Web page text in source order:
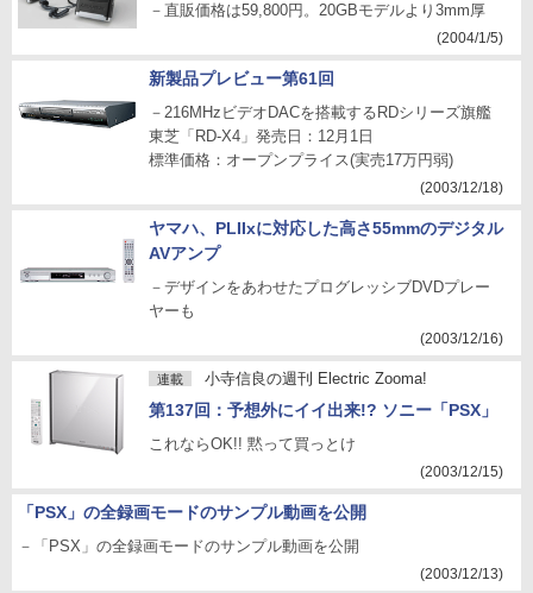
－直販価格は59,800円。20GBモデルより3mm厚
(2004/1/5)
新製品プレビュー第61回
－216MHzビデオDACを搭載するRDシリーズ旗艦
東芝「RD-X4」発売日：12月1日
標準価格：オープンプライス(実売17万円弱)
(2003/12/18)
ヤマハ、PLIIxに対応した高さ55mmのデジタル
AVアンプ
－デザインをあわせたプログレッシブDVDプレー
ヤーも
(2003/12/16)
連載 小寺信良の週刊 Electric Zooma!
第137回：予想外にイイ出来!? ソニー「PSX」
これならOK!! 黙って買っとけ
(2003/12/15)
「PSX」の全録画モードのサンプル動画を公開
－「PSX」の全録画モードのサンプル動画を公開
(2003/12/13)